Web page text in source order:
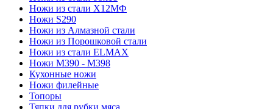
Ножи из стали Х12МФ
Ножи S290
Ножи из Алмазной стали
Ножи из Порошковой стали
Ножи из стали ELMAX
Ножи М390 - М398
Кухонные ножи
Ножи филейные
Топоры
Тяпки для рубки мяса